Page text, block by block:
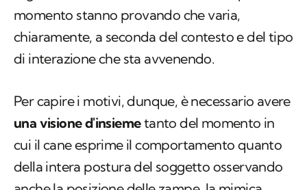
momento stanno provando che varia,
chiaramente, a seconda del contesto e del tipo
di interazione che sta avvenendo.
Per capire i motivi, dunque, è necessario avere
una visione d'insiemetanto del momento in
cui il cane esprime il comportamento quanto
della intera postura del soggetto osservando